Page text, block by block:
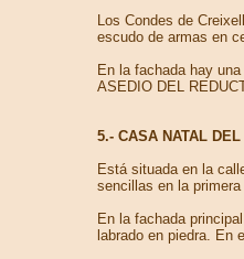
Los Condes de
escudo de armas en
En la fachada hay
ASEDIO DEL
5.- CASA NATAL
Está situada en la
sencillas en la
En la fachada
labrado en piedra. En